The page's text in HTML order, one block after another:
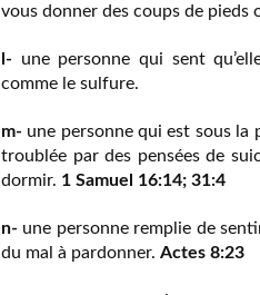
vous donner des coups de pieds
l- une personne qui sent
comme le sulfure.
m- une personne qui est sous la
troublée par des pensées de
dormir. 1 Samuel 16:14; 31:4
n- une personne remplie de
du mal à pardonner. Actes 8:23